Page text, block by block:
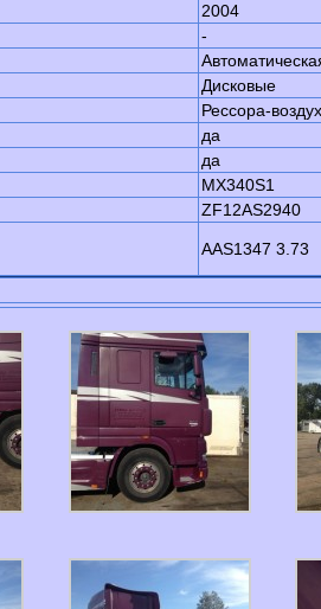
2004
-
Дисковые
Рессора-воздух
да
да
MX340S1
ZF12AS2940
AAS1347 3.73